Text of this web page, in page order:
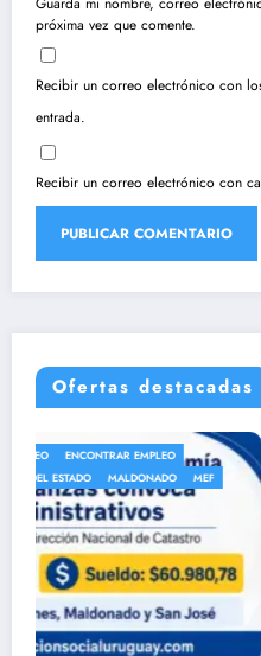
próxima vez que comente.
Recibir un correo electrónico con
entrada.
Recibir un correo electrónico con
Ofertas destacadas
ANEP AUXILIAR DE LIMPIEZA
AUXILIARES DE SERVICIO
EMPLEO
LLAMADOS A CONCURSO